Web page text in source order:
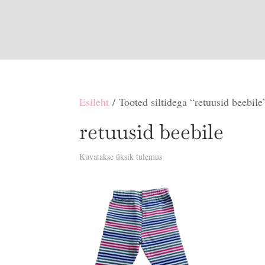
Esileht / Tooted siltidega “retuusid
retuusid beebile
Kuvatakse üksik tulemus